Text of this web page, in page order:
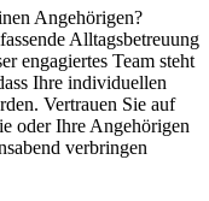
Angehörigen?
Alltagsbetreuung
engagiertes Team steht
Ihre individuellen
Vertrauen Sie auf
oder Ihre Angehörigen
verbringen